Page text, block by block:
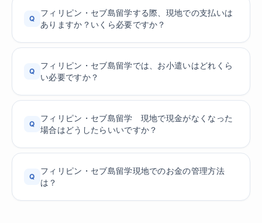
Q
フィリピン・セブ島留学する際、現地での支払いは
ありますか？いくら必要ですか？
Q
フィリピン・セブ島留学では、お小遣いはどれくら
い必要ですか？
Q
フィリピン・セブ島留学 現地で現金がなくなった
場合はどうしたらいいですか？
Q
フィリピン・セブ島留学現地でのお金の管理方法
は？